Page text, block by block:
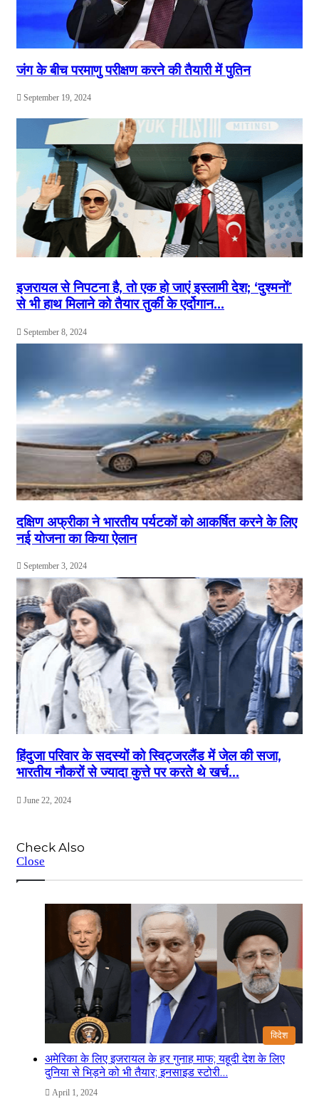
जंग के बीच परमाणु परीक्षण करने की तैयारी में पुतिन
September 19, 2024
इजरायल से निपटना है, तो एक हो जाएं इस्लामी देश; ‘दुश्मनों’
से भी हाथ मिलाने को तैयार तुर्की के एर्दोगान…
September 8, 2024
दक्षिण अफ्रीका ने भारतीय पर्यटकों को आकर्ष‍ित करने के लिए
नई योजना का किया ऐलान
September 3, 2024
हिंदुजा परिवार के सदस्यों को स्विट्जरलैंड में जेल की सजा,
भारतीय नौकरों से ज्यादा कुत्ते पर करते थे खर्च…
June 22, 2024
Check Also
Close
विदेश
अमेरिका के लिए इजरायल के हर गुनाह माफ; यहूदी देश के लिए
दुनिया से भिड़ने को भी तैयार; इनसाइड स्टोरी…
April 1, 2024